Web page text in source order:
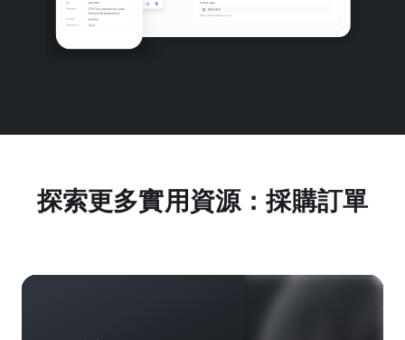
探索更多實用資源：採購訂單